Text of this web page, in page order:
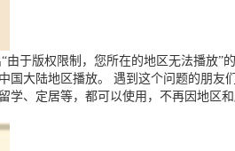
于版权限制，您所在的地区无法播放”
大陆地区播放。 遇到这个问题的朋友
、定居等，都可以使用，不再因地区和